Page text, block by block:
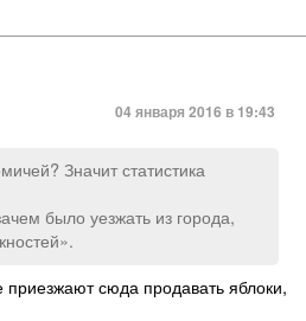
04 января 2016 в 19:43
Значит статистика
было уезжать из города,
приезжают сюда продавать яблоки,